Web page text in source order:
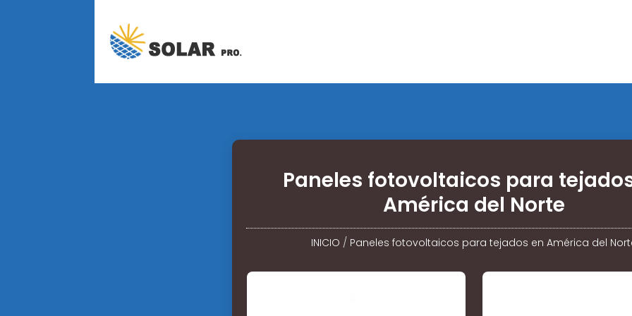
Paneles fotovoltaicos para
América del Norte
INICIO / Paneles fotovoltaicos para tejados en América del